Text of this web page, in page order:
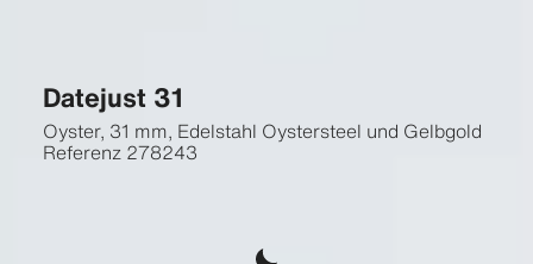
Datejust 31
Oyster, 31 mm, Edelstahl Oystersteel und Gelbgold
Referenz 278243